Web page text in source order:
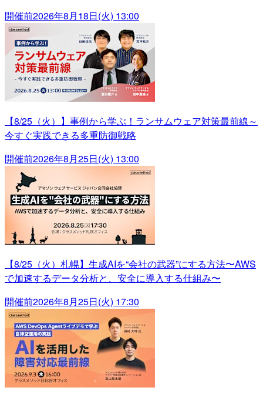
開催前2026年8月18日(火) 13:00
【8/25（火）】事例から学ぶ！ランサムウェア対策最前線～
今すぐ実践できる多重防御戦略
開催前2026年8月25日(火) 13:00
【8/25（火）札幌】生成AIを“会社の武器”にする方法〜AWS
で加速するデータ分析と、安全に導入する仕組み〜
開催前2026年8月25日(火) 17:30